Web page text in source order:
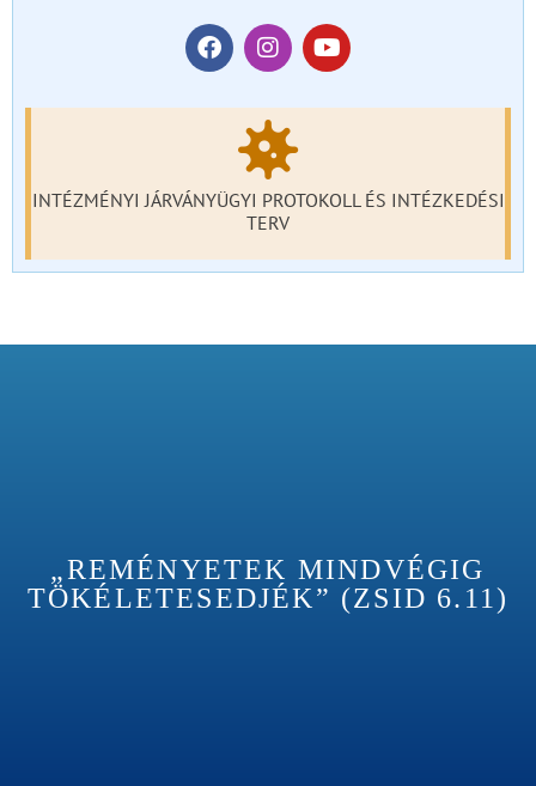
INTÉZMÉNYI JÁRVÁNYÜGYI PROTOKOLL ÉS INTÉZKEDÉSI
TERV
„REMÉNYETEK MINDVÉGIG
TÖKÉLETESEDJÉK” (ZSID 6.11)